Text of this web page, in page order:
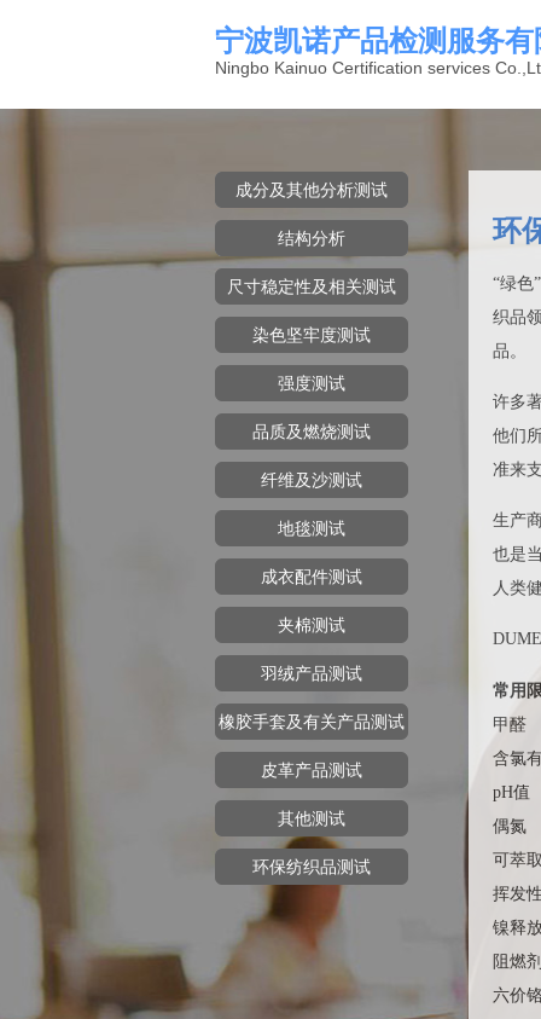
宁波凯诺产品检测服务
Ningbo Kainuo Certification services
成分及其他分析测试
结构分析
尺寸稳定性及相关测试
染色坚牢度测试
强度测试
品质及燃烧测试
纤维及沙测试
地毯测试
成衣配件测试
夹棉测试
羽绒产品测试
橡胶手套及有关产品测试
皮革产品测试
其他测试
环保纺织品测试
环
“绿色
织品
品。
许多
他们
准来
生产
也是
人类
常用
甲醛
含氯
pH值
偶氮
可萃
挥发
镍释
阻燃
六价